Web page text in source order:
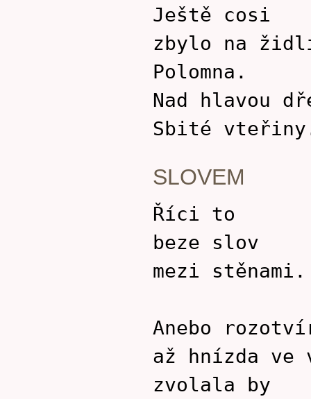
Ještě cosi
zbylo na
Polomna.
Nad hlavou
Sbité
SLOVEM
Říci to
beze slov
mezi stěnami.
Anebo
až hnízda ve
zvolala by